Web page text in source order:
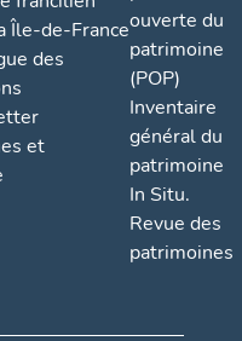
Île-de-France
des
et
ouverte du
patrimoine
(POP)
Inventaire
général du
patrimoine
In Situ.
Revue des
patrimoines